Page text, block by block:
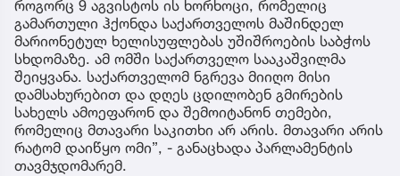
როგორც 9 აგვისტოს ის ხორხოცი, რომელიც
გამართული ჰქონდა საქართველოს მაშინდელ
მარიონეტულ ხელისუფლებას უშიშროების საბჭოს
სხდომაზე. ამ ომში საქართველო სააკაშვილმა
შეიყვანა. საქართველომ ნგრევა მიიღო მისი
დამსახურებით და დღეს ცდილობენ გმირების
სახელს ამოეფარონ და შემოიტანონ თემები,
რომელიც მთავარი საკითხი არ არის. მთავარი არის
რატომ დაიწყო ომი”, - განაცხადა პარლამენტის
თავმჯდომარემ.